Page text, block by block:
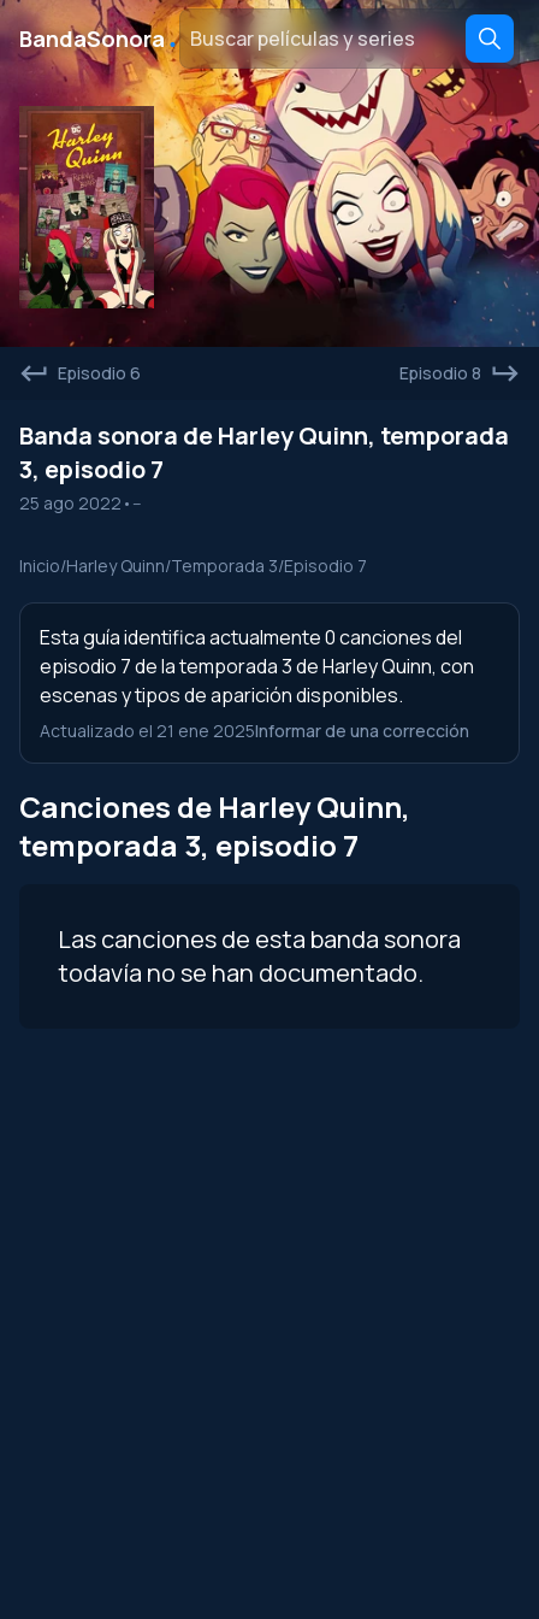
BandaSonora․
Episodio 6 Episodio 8
Banda sonora de Harley Quinn, temporada
3, episodio 7
25 ago 2022 • --
Inicio/Harley Quinn/Temporada 3/Episodio 7
Esta guía identifica actualmente 0 canciones del
episodio 7 de la temporada 3 de Harley Quinn, con
escenas y tipos de aparición disponibles.
Actualizado el 21 ene 2025Informar de una corrección
Canciones de Harley Quinn,
temporada 3, episodio 7
Las canciones de esta banda sonora
todavía no se han documentado.